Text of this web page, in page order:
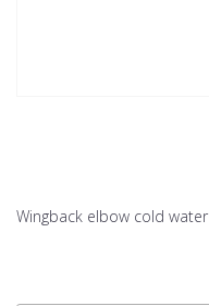
Wingback elbow cold water